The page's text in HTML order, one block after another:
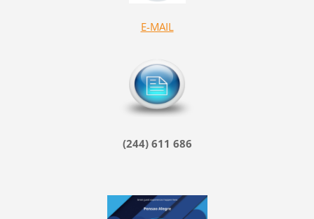
E-MAIL
(244) 611 686